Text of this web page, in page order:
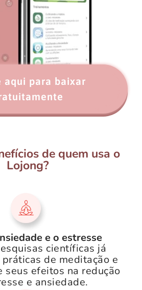
aqui para baixar
de quem usa o
Lojong?
e o estresse
científicas já
de meditação e
seus efeitos na redução
e ansiedade.